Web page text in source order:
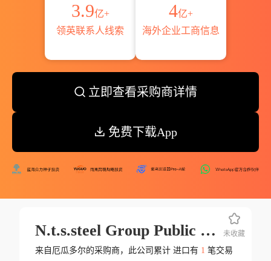
3.9亿+
领英联系人线索
4亿+
海外企业工商信息
立即查看采购商详情
免费下载App
N.t.s.steel Group Public Ltd.
来自厄瓜多尔的采购商，此公司累计 进口有 1 笔交易
未收藏